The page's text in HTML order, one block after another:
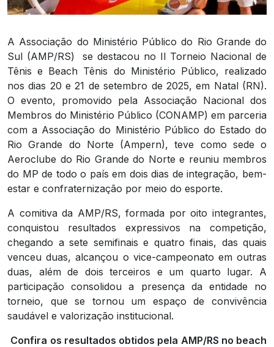
A Associação do Ministério Público do Rio Grande do
Sul (AMP/RS)
se destacou no II Torneio Nacional de
Tênis e Beach Tênis do Ministério Público, realizado
nos dias 20 e 21 de setembro de 2025, em Natal (RN).
O evento, promovido pela Associação Nacional dos
Membros do Ministério Público (CONAMP) em parceria
com a Associação do Ministério Público do Estado do
Rio Grande do Norte (Ampern), teve como sede o
Aeroclube do Rio Grande do Norte e reuniu membros
do MP de todo o país em dois dias de integração, bem-
estar e confraternização por meio do esporte.
A comitiva da AMP/RS, formada por oito integrantes,
conquistou resultados expressivos na competição,
chegando a sete semifinais e quatro finais, das quais
venceu duas, alcançou o vice-campeonato em outras
duas, além de dois terceiros e um quarto lugar. A
participação consolidou a presença da entidade no
torneio, que se tornou um espaço de convivência
saudável e valorização institucional.
Confira os resultados obtidos pela AMP/RS no beach